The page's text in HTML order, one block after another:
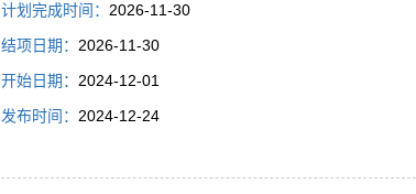
计划完成时间： 2026-11-30
结项日期： 2026-11-30
开始日期： 2024-12-01
发布时间： 2024-12-24